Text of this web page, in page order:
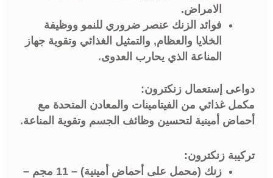
الامراض.
فوائد الزنك عنصر ضروري للنمو ووظيفة
الخلايا والعظام, والتمثيل الغذائي وتقوية جهاز
المناعة الذي يحارب العدوى.
دواعى إستعمال زنكترون:
مكمل غذائي من الفيتامينات والمعادن المتحدة مع
أحماض أمينية لتحسين وظائف الجسم وتقوية المناعة.
تركيبة زنكترون:
زنك (محمل على أحماض أمينية) – 11 مجم –